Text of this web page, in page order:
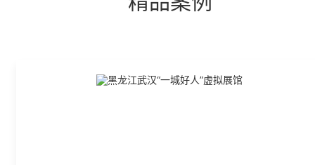
企业级数字化转型全栈服务提供商